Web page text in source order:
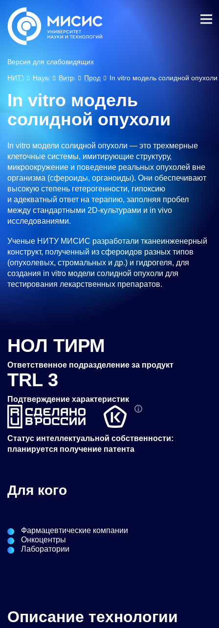
Версия для слабовидящих
т
НИТУ МИСИС
Наука Витрина разработок
ПродуктыIn vitro модель солидной опухоли
In vitro модель
солидной опухоли
In vitro модели солидной опухоли — это трехмерные
клеточные системы, имитирующие структуру,
микроокружение и поведение реальных опухолей вне
организма (сфероиды, органоиды). Они обеспечивают
высокую степень гетерогенности, гипоксию
и адекватный ответ на терапию, заполняя пробел
между стандартными 2D-культурами и in vivo
исследованиями.
Ученые НИТУ МИСИС разработали тканеинженерный
конструкт, полученный из сфероидов разных типов
(опухолевых, стромальных и др.) и гидрогеля, для
создания in vitro модели солидной опухоли для
тестирования лекарственных препаратов.
НОЛ ТИРМ
Ответственное подразделение за продукт
TRL 3
Подтверждение характеристик
Статус интеллектуальной собственности:
планируется получение патента
Для кого
Фармацевтические компании
Онкоцентры
Лаборатории
Описание технологии